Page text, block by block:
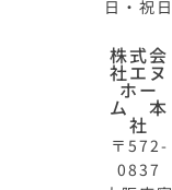
日・祝日
株式会
社エヌ
ホー
ム 本
社
〒572-
0837